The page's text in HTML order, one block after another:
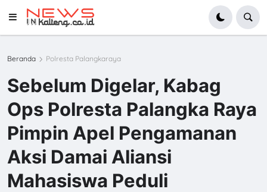
Beranda Polresta Palangkaraya
Sebelum Digelar, Kabag
Ops Polresta Palangka Raya
Pimpin Apel Pengamanan
Aksi Damai Aliansi
Mahasiswa Peduli